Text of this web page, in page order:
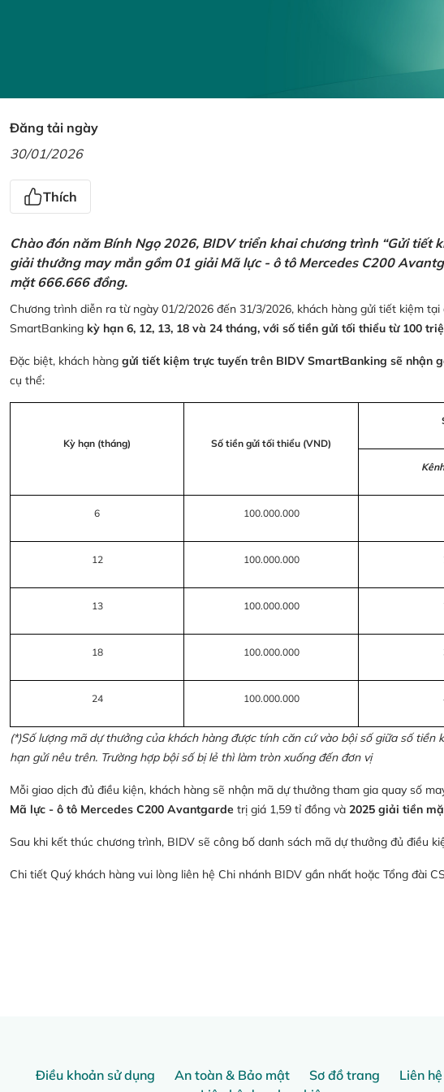
Đăng tải ngày
30/01/2026
Thích
Chào đón năm Bính Ngọ 2026, BIDV triển khai chương trình “Gửi tiết
giải thưởng may mắn gồm 01 giải Mã lực - ô tô Mercedes C200
mặt 666.666 đồng.
Chương trình diễn ra từ ngày 01/2/2026 đến 31/3/2026, khách hàng gửi tiết kiệm
SmartBanking kỳ hạn 6, 12, 13, 18 và 24 tháng, với số tiền gửi tối thiểu từ 100
Đặc biệt, khách hàng gửi tiết kiệm trực tuyến trên BIDV SmartBanking sẽ nhận
cụ thể:
Kỳ hạn (tháng) Số tiền gửi tối thiểu (VND)
6 100.000.000
12 100.000.000
13 100.000.000
18 100.000.000
24 100.000.000
(*)Số lượng mã dự thưởng của khách hàng được tính căn cứ vào bội số giữa số
hạn gửi nêu trên. Trường hợp bội số bị lẻ thì làm tròn xuống đến đơn vị
Mỗi giao dịch đủ điều kiện, khách hàng sẽ nhận mã dự thưởng tham gia quay số
Mã lực - ô tô Mercedes C200 Avantgarde trị giá 1,59 tỉ đồng và 2025 giải tiền
Sau khi kết thúc chương trình, BIDV sẽ công bố danh sách mã dự thưởng đủ điều
Chi tiết Quý khách hàng vui lòng liên hệ Chi nhánh BIDV gần nhất hoặc Tổng đài
Điều khoản sử dụng An toàn & Bảo mật Sơ đồ trang
Liên